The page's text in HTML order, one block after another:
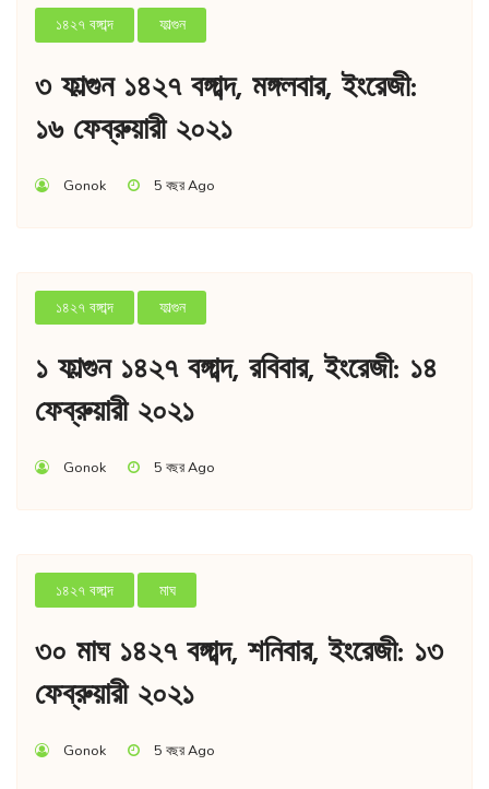
১৪২৭ বঙ্গাব্দ ফাল্গুন
৩ ফাল্গুন ১৪২৭ বঙ্গাব্দ, মঙ্গলবার, ইংরেজী:
১৬ ফেব্রুয়ারী ২০২১
Gonok 5 বছর Ago
১৪২৭ বঙ্গাব্দ ফাল্গুন
১ ফাল্গুন ১৪২৭ বঙ্গাব্দ, রবিবার, ইংরেজী: ১৪
ফেব্রুয়ারী ২০২১
Gonok 5 বছর Ago
১৪২৭ বঙ্গাব্দ মাঘ
৩০ মাঘ ১৪২৭ বঙ্গাব্দ, শনিবার, ইংরেজী: ১৩
ফেব্রুয়ারী ২০২১
Gonok 5 বছর Ago